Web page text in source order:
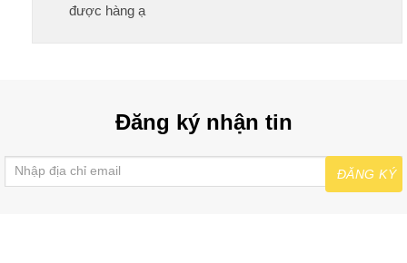
được hàng ạ
Đăng ký nhận tin
ĐĂNG KÝ